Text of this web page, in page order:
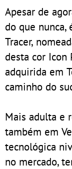
Apesar de
do que nunca,
Tracer,
desta cor Icon
adquirida em
caminho do
Mais adulta e
também em
tecnológica
no mercado,